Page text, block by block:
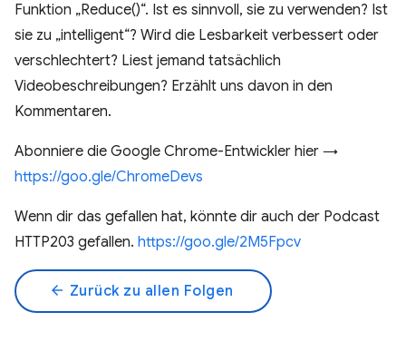
Funktion „Reduce()“. Ist es sinnvoll, sie zu verwenden? Ist
sie zu „intelligent“? Wird die Lesbarkeit verbessert oder
verschlechtert? Liest jemand tatsächlich
Videobeschreibungen? Erzählt uns davon in den
Kommentaren.
Abonniere die Google Chrome-Entwickler hier →
https://goo.gle/ChromeDevs
Wenn dir das gefallen hat, könnte dir auch der Podcast
HTTP203 gefallen. https://goo.gle/2M5Fpcv
arrow_back Zurück zu allen Folgen